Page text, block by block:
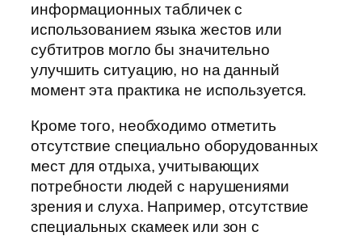
информационных табличек с
использованием языка жестов или
субтитров могло бы значительно
улучшить ситуацию, но на данный
момент эта практика не используется.
Кроме того, необходимо отметить
отсутствие специально оборудованных
мест для отдыха, учитывающих
потребности людей с нарушениями
зрения и слуха. Например, отсутствие
специальных скамеек или зон с